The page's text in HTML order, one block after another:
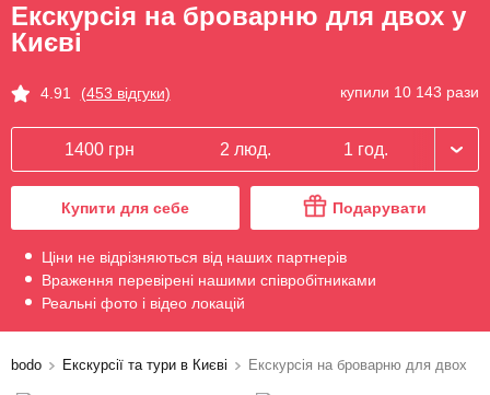
Екскурсія на броварню для двох у
Києві
4.91 (453 відгуки) купили 10 143 рази
1400 грн 2 люд. 1 год.
Купити для себе Подарувати
Ціни не відрізняються від наших партнерів
Враження перевірені нашими співробітниками
Реальні фото і відео локацій
bodo Екскурсії та тури в Києві Екскурсія на броварню для двох